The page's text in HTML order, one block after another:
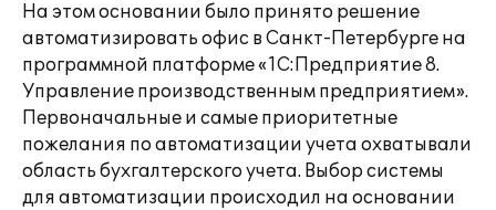
На этом основании было принято решение
автоматизировать офис в Санкт-Петербурге на
программной платформе «1С:Предприятие 8.
Управление производственным предприятием».
Первоначальные и самые приоритетные
пожелания по автоматизации учета охватывали
область бухгалтерского учета. Выбор системы
для автоматизации происходил на основании